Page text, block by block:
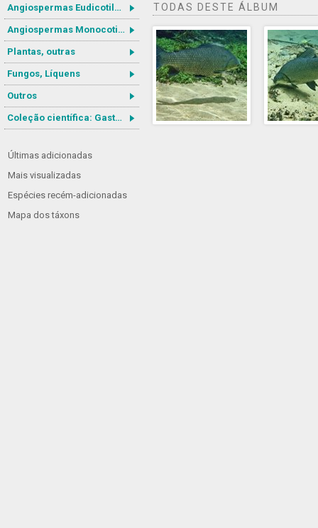
Angiospermas Eudicotiledôneas
Angiospermas Monocotiledôneas
Plantas, outras
Fungos, Líquens
Outros
Coleção científica: Gastrotricha
Últimas adicionadas
Mais visualizadas
Espécies recém-adicionadas
Mapa dos táxons
TODAS DESTE ÁLBUM